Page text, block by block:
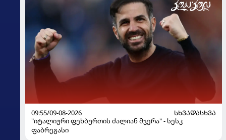
09:55/09-08-2026
ᲡᲮᲕᲐᲓᲐᲡᲮᲕᲐ
"იტალიური ფეხბურთის ძალიან მჯერა" - სესკ
ფაბრეგასი